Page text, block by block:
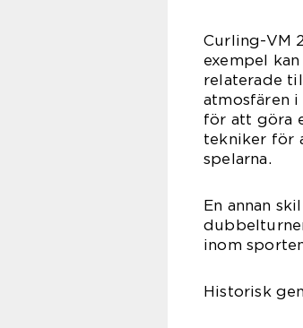
Curling-VM
exempel
relaterade
atmosfären
för att göra
tekniker för
spelarna.
En annan
inom
Historisk